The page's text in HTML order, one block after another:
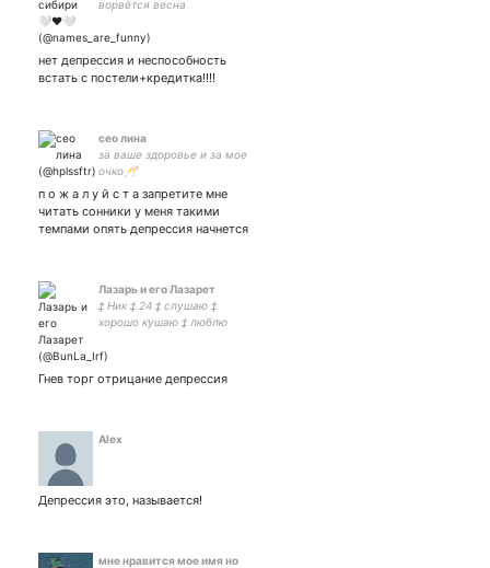
ворвётся весна
нет депрессия и неспособность
встать с постели+кредитка!!!!
сео лина
за ваше здоровье и за мое
очко🥂
п о ж а л у й с т а запретите мне
читать сонники у меня такими
темпами опять депрессия начнется
Лазарь и его Лазарет
‡ Ник ‡ 24 ‡ слушаю ‡
хорошо кушаю ‡ люблю
очень черные смехуечки ‡
противоречие во плоти ‡
Гнев торг отрицание депрессия
Alex
Депрессия это, называется!
мне нравится мое имя но